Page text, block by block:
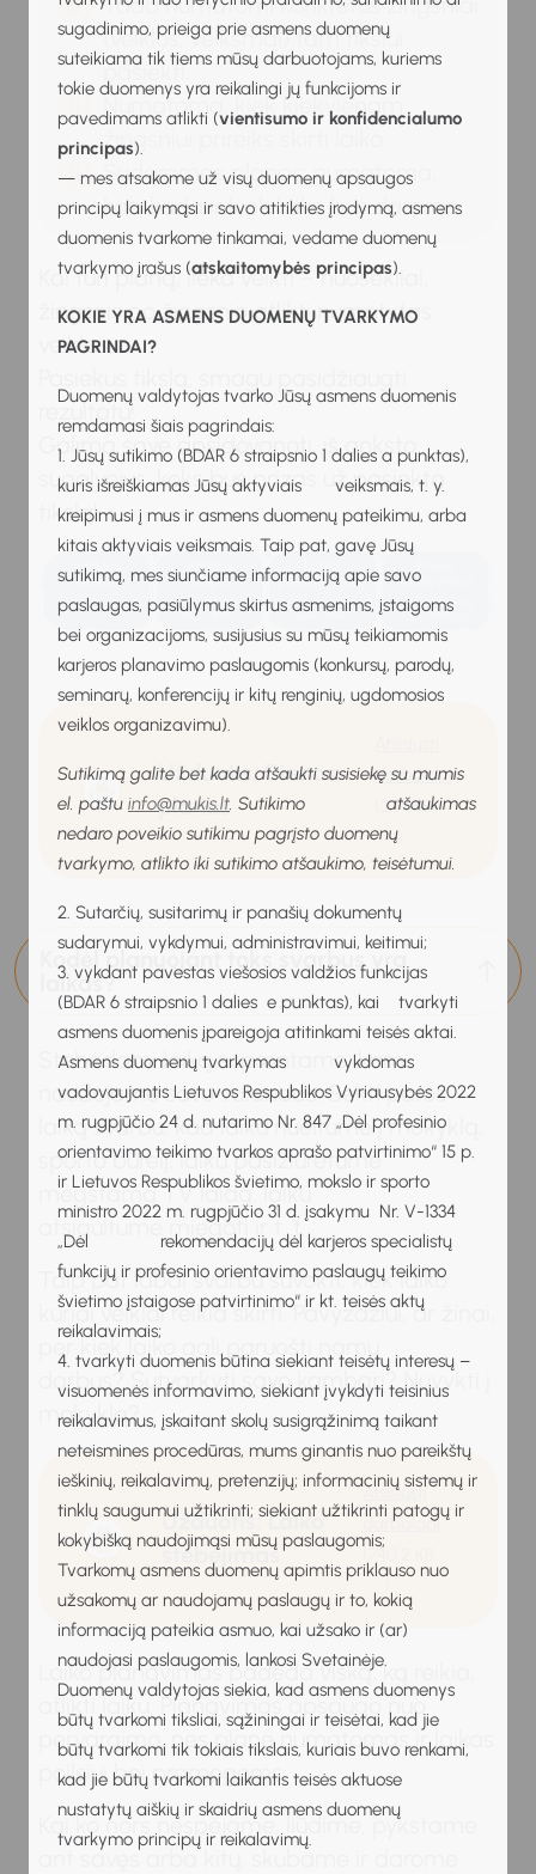
sugadinimo, prieiga prie asmens duomenų
suteikiama tik tiems mūsų darbuotojams, kuriems
tokie duomenys yra reikalingi jų funkcijoms ir
pavedimams atlikti (vientisumo ir konfidencialumo
principas).
— mes atsakome už visų duomenų apsaugos
principų laikymąsi ir savo atitikties įrodymą, asmens
duomenis tvarkome tinkamai, vedame duomenų
tvarkymo įrašus (atskaitomybės principas).
KOKIE YRA ASMENS DUOMENŲ TVARKYMO
PAGRINDAI?
Duomenų valdytojas tvarko Jūsų asmens duomenis
remdamasi šiais pagrindais:
1. Jūsų sutikimo (BDAR 6 straipsnio 1 dalies a punktas),
kuris išreiškiamas Jūsų aktyviais veiksmais, t. y.
kreipimusi į mus ir asmens duomenų pateikimu, arba
kitais aktyviais veiksmais. Taip pat, gavę Jūsų
sutikimą, mes siunčiame informaciją apie savo
paslaugas, pasiūlymus skirtus asmenims, įstaigoms
bei organizacijoms, susijusius su mūsų teikiamomis
karjeros planavimo paslaugomis (konkursų, parodų,
seminarų, konferencijų ir kitų renginių, ugdomosios
veiklos organizavimu).
Sutikimą galite bet kada atšaukti susisiekę su mumis
el. paštu info@mukis.lt. Sutikimo atšaukimas
nedaro poveikio sutikimu pagrįsto duomenų
tvarkymo, atlikto iki sutikimo atšaukimo, teisėtumui.
2. Sutarčių, susitarimų ir panašių dokumentų
sudarymui, vykdymui, administravimui, keitimui;
3. vykdant pavestas viešosios valdžios funkcijas
(BDAR 6 straipsnio 1 dalies e punktas), kai tvarkyti
asmens duomenis įpareigoja atitinkami teisės aktai.
Asmens duomenų tvarkymas vykdomas
vadovaujantis Lietuvos Respublikos Vyriausybės 2022
m. rugpjūčio 24 d. nutarimo Nr. 847 „Dėl profesinio
orientavimo teikimo tvarkos aprašo patvirtinimo“ 15 p.
ir Lietuvos Respublikos švietimo, mokslo ir sporto
ministro 2022 m. rugpjūčio 31 d. įsakymu Nr. V-1334
„Dėl rekomendacijų dėl karjeros specialistų
funkcijų ir profesinio orientavimo paslaugų teikimo
švietimo įstaigose patvirtinimo“ ir kt. teisės aktų
reikalavimais;
4. tvarkyti duomenis būtina siekiant teisėtų interesų –
visuomenės informavimo, siekiant įvykdyti teisinius
reikalavimus, įskaitant skolų susigrąžinimą taikant
neteismines procedūras, mums ginantis nuo pareikštų
ieškinių, reikalavimų, pretenzijų; informacinių sistemų ir
tinklų saugumui užtikrinti; siekiant užtikrinti patogų ir
kokybišką naudojimąsi mūsų paslaugomis;
Tvarkomų asmens duomenų apimtis priklauso nuo
užsakomų ar naudojamų paslaugų ir to, kokią
informaciją pateikia asmuo, kai užsako ir (ar)
naudojasi paslaugomis, lankosi Svetainėje.
Duomenų valdytojas siekia, kad asmens duomenys
būtų tvarkomi tiksliai, sąžiningai ir teisėtai, kad jie
būtų tvarkomi tik tokiais tikslais, kuriais buvo renkami,
kad jie būtų tvarkomi laikantis teisės aktuose
nustatytų aiškių ir skaidrių asmens duomenų
tvarkymo principų ir reikalavimų.
(veiklos, veiksmai) tam tikslui
pasiekti.
Numatoma, kiek kiekvienam
žingsniui prireiks skirti laiko.
Sudaromas planas: numatoma,
kas, kada ir kiek laiko bus daroma.
Kai turi planą, lieka veikti – nuosekliai,
žingsnis po žingsnio atlikti numatytas
veiklas.
rezultatu!
Galima save apsidovanoti, iš anksto
sugalvojus, koks bus prizas už pasiektą
tikslą!
Užduotis: Dienos
planas
darbalapį
(3.9 MB
)
Kodėl planuojant toks svarbus yra
laikas?
Stebėdami laiką suprantame, kam
naudojame savo valandas. Sekti paros
laiką svarbu, kad laiku nueitume į mokyklą,
sporto būrelį, laiku pasižiūrėtume
mėgstamą TV laidą, laiku
atsigultume miegoti ir t. t.
Taip pat labai svarbu suvokti, kiek laiko
kuriai veiklai reikia skirti. Pavyzdžiui, ar žinai,
per kiek laiko gali paruošti namų
darbus? Sutvarkyti savo kambarį? Nuvykti į
mokyklą?
Užduotis: Laiko
stebėjimas
Atsisiųsti
darbalapį
(740.2 KB
Laiko planavimas padeda viską, ką reikia,
atlikti laiku. Planavimas apsaugo nuo
pervargimo, nes plane numatomas ir laikas
poilsiui bei pramogoms.
Kai ko nors nespėjame, liūdime, pykstame
ant savęs arba kitų, skubame ir darome